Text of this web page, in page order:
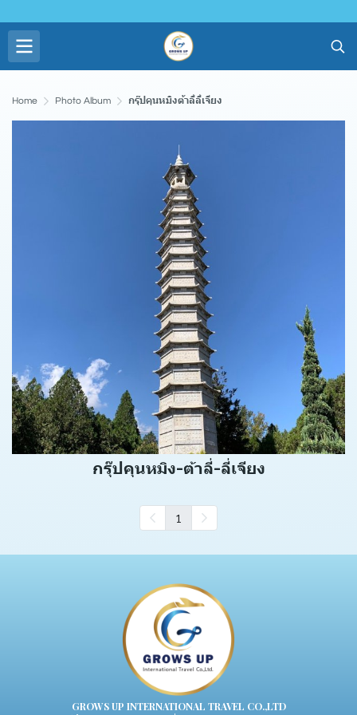
Home Photo Album กรุ๊ปคุนหมิงต้าลี่ลี่เจียง
กรุ๊ปคุนหมิง-ต้าลี่-ลี่เจียง
1
GROWS UP INTERNATIONAL TRAVEL CO.,LTD